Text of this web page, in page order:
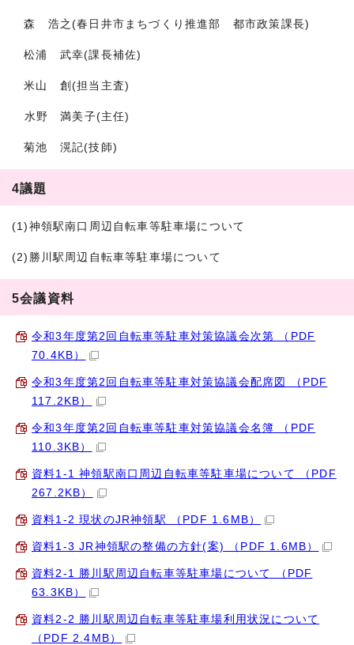
森 浩之(春日井市まちづくり推進部 都市政策課長)
松浦 武幸(課長補佐)
米山 創(担当主査)
水野 満美子(主任)
菊池 滉記(技師)
4議題
(1)神領駅南口周辺自転車等駐車場について
(2)勝川駅周辺自転車等駐車場について
5会議資料
令和3年度第2回自転車等駐車対策協議会次第 （PDF
70.4KB）
令和3年度第2回自転車等駐車対策協議会配席図 （PDF
117.2KB）
令和3年度第2回自転車等駐車対策協議会名簿 （PDF
110.3KB）
資料1-1 神領駅南口周辺自転車等駐車場について （PDF
267.2KB）
資料1-2 現状のJR神領駅 （PDF 1.6MB）
資料1-3 JR神領駅の整備の方針(案) （PDF 1.6MB）
資料2-1 勝川駅周辺自転車等駐車場について （PDF
63.3KB）
資料2-2 勝川駅周辺自転車等駐車場利用状況について
（PDF 2.4MB）